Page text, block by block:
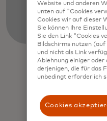
Website und anderen
unten auf "Cookies
Cookies wir auf dieser
Sie können Ihre
Sie den Link "Cookies
Bildschirms nutzen
und nicht als Link
Ablehnung einiger oder
derjenigen, die für das
unbedingt erforderlich
Cookies